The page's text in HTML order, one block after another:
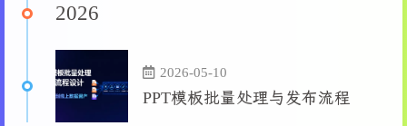
2026
2026-05-10
PPT模板批量处理与发布流程